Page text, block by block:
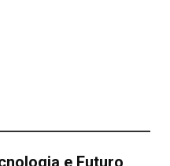
e Futuro